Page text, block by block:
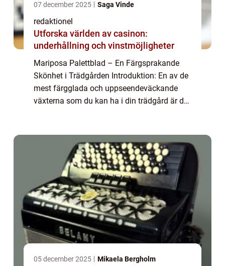
07 december 2025 Saga Vinde
redaktionel
Utforska världen av casinon:
underhållning och vinstmöjligheter
Mariposa Palettblad – En Färgsprakande
Skönhet i Trädgården Introduktion: En av de
mest färgglada och uppseendeväckande
växterna som du kan ha i din trädgård är det
05 december 2025 Mikaela Bergholm